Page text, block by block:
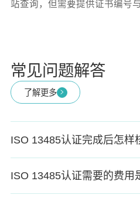
站查询，但需要提供证书编号
常见问题解答
了解更多
ISO 13485认证完成后怎样
ISO 13485认证需要的费用